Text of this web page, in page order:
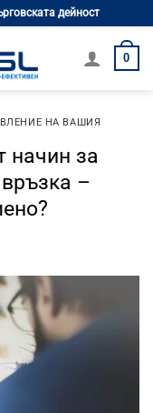
дейност
0
НА ВАШИЯ
начин за
–